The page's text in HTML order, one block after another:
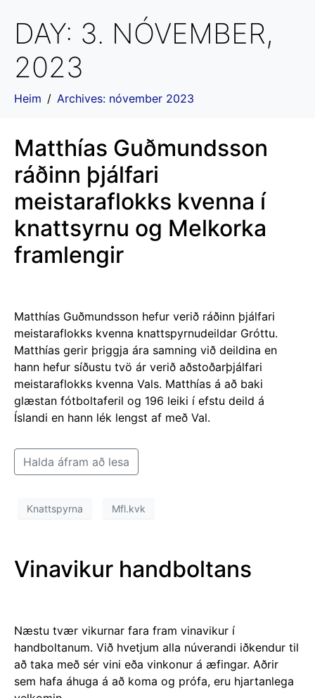
DAY: 3. NÓVEMBER,
2023
Heim Archives: nóvember 2023
Matthías Guðmundsson
ráðinn þjálfari
meistaraflokks kvenna í
knattsyrnu og Melkorka
framlengir
Matthías Guðmundsson hefur verið ráðinn þjálfari
meistaraflokks kvenna knattspyrnudeildar Gróttu.
Matthías gerir þriggja ára samning við deildina en
hann hefur síðustu tvö ár verið aðstoðarþjálfari
meistaraflokks kvenna Vals. Matthías á að baki
glæstan fótboltaferil og 196 leiki í efstu deild á
Íslandi en hann lék lengst af með Val.
Halda áfram að lesa
Knattspyrna Mfl.kvk
Vinavikur handboltans
Næstu tvær vikurnar fara fram vinavikur í
handboltanum. Við hvetjum alla núverandi iðkendur til
að taka með sér vini eða vinkonur á æfingar. Aðrir
sem hafa áhuga á að koma og prófa, eru hjartanlega